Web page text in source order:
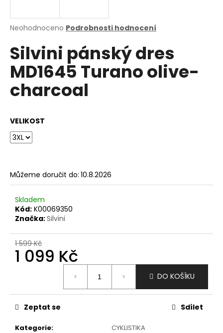
Průměrné
produktu
je
0,0
5
hvězdiček.
Neohodnoceno Podrobnosti hodnocení
Silvini pánský dres
MD1645 Turano olive-
charcoal
VELIKOST
Můžeme doručit do: 10.8.2026
Skladem
Kód: K00069350
Značka:Silvini
1 599 Kč
1 099 Kč
DO KOŠÍKU
Kategorie:
CYKLISTIKA
Zeptat se Sdílet
j
t
?
o
p
u
č
u